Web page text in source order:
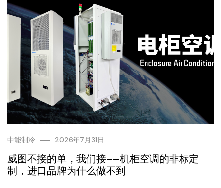
中能制冷 2026年7月31日
威图不接的单，我们接——机柜空调的非标定
制，进口品牌为什么做不到